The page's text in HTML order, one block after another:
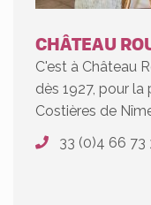
CHÂTEAU
C'est à Château
dès 1927, pour la
Costières de
33 (0)4 66 73